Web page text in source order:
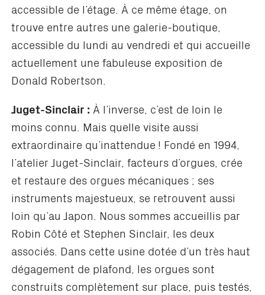
accessible de l’étage. À ce même étage, on
trouve entre autres une galerie-boutique,
accessible du lundi au vendredi et qui accueille
actuellement une fabuleuse exposition de
Donald Robertson.
Juget-Sinclair : À l’inverse, c’est de loin le
moins connu. Mais quelle visite aussi
extraordinaire qu’inattendue ! Fondé en 1994,
l’atelier Juget-Sinclair, facteurs d’orgues, crée
et restaure des orgues mécaniques ; ses
instruments majestueux, se retrouvent aussi
loin qu’au Japon. Nous sommes accueillis par
Robin Côté et Stephen Sinclair, les deux
associés. Dans cette usine dotée d’un très haut
dégagement de plafond, les orgues sont
construits complètement sur place, puis testés,